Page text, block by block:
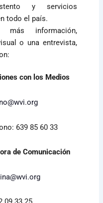
y servicios
todo el país.
más información,
o una entrevista,
con los Medios
639 85 60 33
de Comunicación